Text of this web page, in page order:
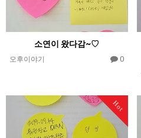
소연이 왔다감~♡
오후이야기 0
Hot